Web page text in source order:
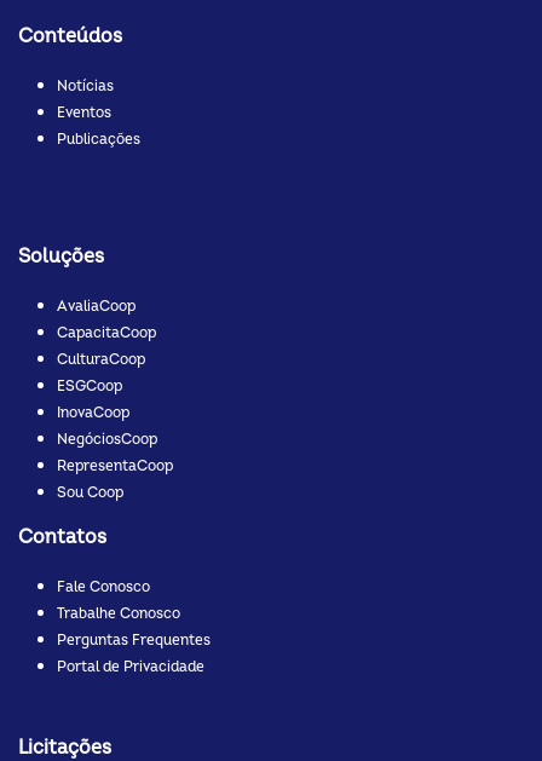
Conteúdos
Notícias
Eventos
Publicações
Soluções
AvaliaCoop
CapacitaCoop
CulturaCoop
ESGCoop
InovaCoop
NegóciosCoop
RepresentaCoop
Sou Coop
Contatos
Fale Conosco
Trabalhe Conosco
Perguntas Frequentes
Portal de Privacidade
Licitações